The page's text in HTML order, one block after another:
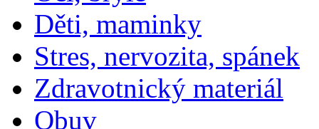
Děti, maminky
Stres, nervozita, spánek
Zdravotnický materiál
Obuv